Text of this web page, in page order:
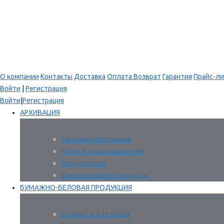
О компании Контакты Доставка Оплата Возврат Гарантия Прайс-
Войти
Регистрация
Войти Регистрация
АРХИВАЦИЯ
Карманы прозрачные
Папки и скоросшиватели
Разделители
Самоклеящиеся продукты
БУМАЖНО-БЕЛОВАЯ ПРОДУКЦИЯ
Блокноты и тетради